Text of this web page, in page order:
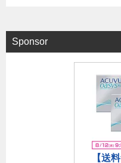
Sponsor